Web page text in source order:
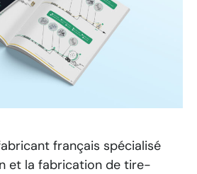
français spécialisé
et la fabrication de tire-